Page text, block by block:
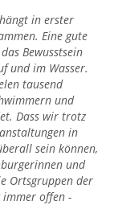
in erster
Eine gute
Bewusstsein
und im Wasser.
tausend
und
Dass wir trotz
in
sein können,
und
Ortsgruppen der
immer offen -